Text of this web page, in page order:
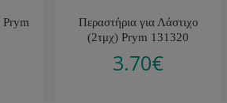
Prym
Περαστήρια για Λάστιχο
(2τμχ) Prym 131320
3.70€